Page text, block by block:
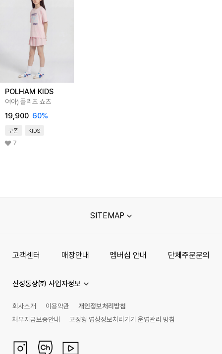
POLHAM KIDS
여아) 플리츠 쇼츠
19,900 60%
쿠폰 KIDS
7
SITEMAP
고객센터 매장안내 멤버십 안내 단체주문문의
신성통상㈜ 사업자정보
회사소개 이용약관
개인정보처리방침
채무지급보증안내
고정형 영상정보처리기기 운영관리 방침